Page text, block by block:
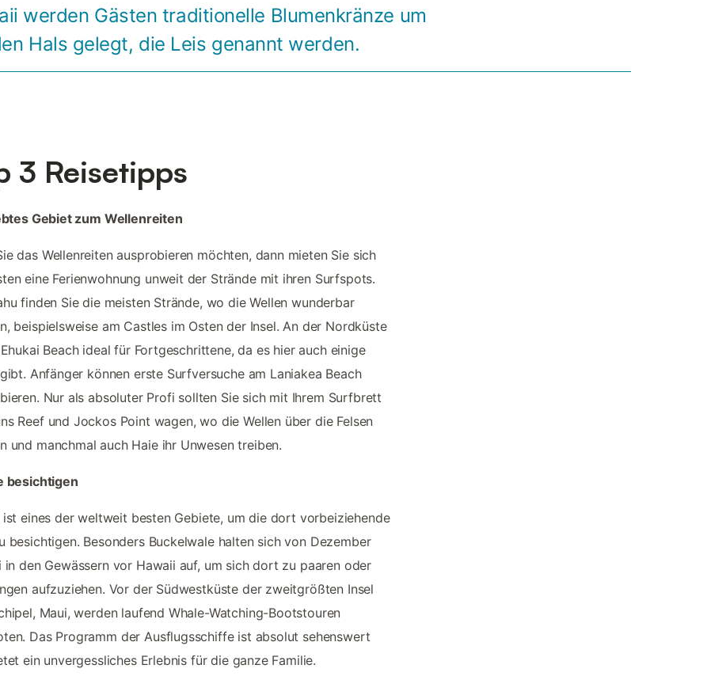
werden Gästen traditionelle Blumenkränze um
Hals gelegt, die Leis genannt werden.
3 Reisetipps
Gebiet zum Wellenreiten
das Wellenreiten ausprobieren möchten, dann mieten Sie sich
eine Ferienwohnung unweit der Strände mit ihren Surfspots.
finden Sie die meisten Strände, wo die Wellen wunderbar
beispielsweise am Castles im Osten der Insel. An der Nordküste
Beach ideal für Fortgeschrittene, da es hier auch einige
Anfänger können erste Surfversuche am Laniakea Beach
Nur als absoluter Profi sollten Sie sich mit Ihrem Surfbrett
Reef und Jockos Point wagen, wo die Wellen über die Felsen
und manchmal auch Haie ihr Unwesen treiben.
besichtigen
ist eines der weltweit besten Gebiete, um die dort vorbeiziehende
besichtigen. Besonders Buckelwale halten sich von Dezember
in den Gewässern vor Hawaii auf, um sich dort zu paaren oder
aufzuziehen. Vor der Südwestküste der zweitgrößten Insel
Maui, werden laufend Whale-Watching-Bootstouren
Das Programm der Ausflugsschiffe ist absolut sehenswert
ein unvergessliches Erlebnis für die ganze Familie.